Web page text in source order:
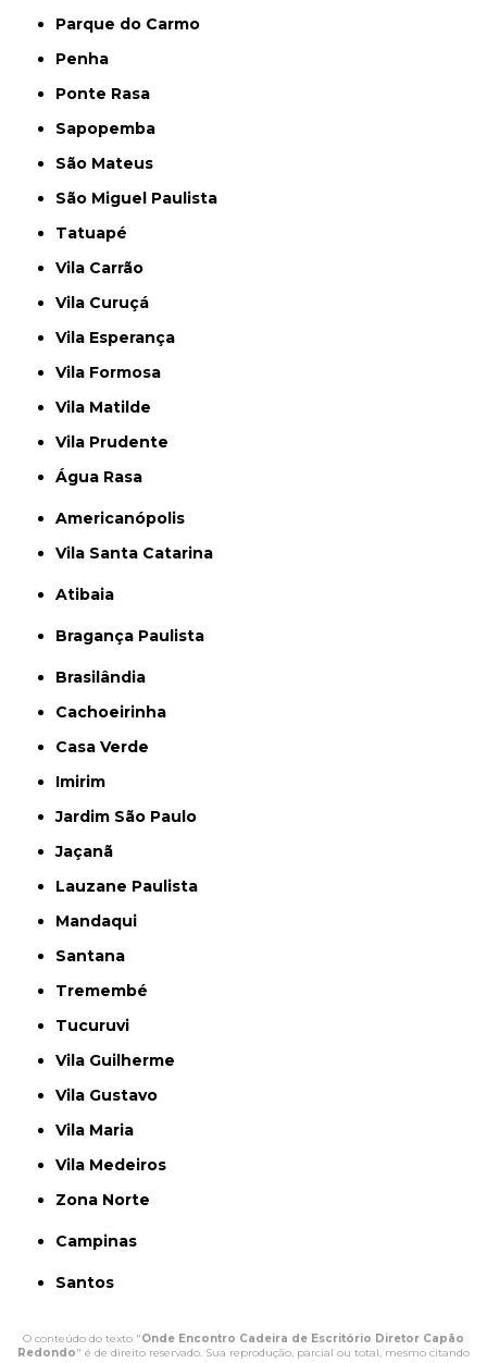
Parque do Carmo
Penha
Ponte Rasa
Sapopemba
São Mateus
São Miguel Paulista
Tatuapé
Vila Carrão
Vila Curuçá
Vila Esperança
Vila Formosa
Vila Matilde
Vila Prudente
Água Rasa
Americanópolis
Vila Santa Catarina
Atibaia
Bragança Paulista
Brasilândia
Cachoeirinha
Casa Verde
Imirim
Jardim São Paulo
Jaçanã
Lauzane Paulista
Mandaqui
Santana
Tremembé
Tucuruvi
Vila Guilherme
Vila Gustavo
Vila Maria
Vila Medeiros
Zona Norte
Campinas
Santos
O conteúdo do texto "Onde Encontro Cadeira de Escritório Diretor Capão
Redondo" é de direito reservado. Sua reprodução, parcial ou total, mesmo citando